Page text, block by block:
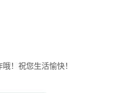
！祝您生活愉快！